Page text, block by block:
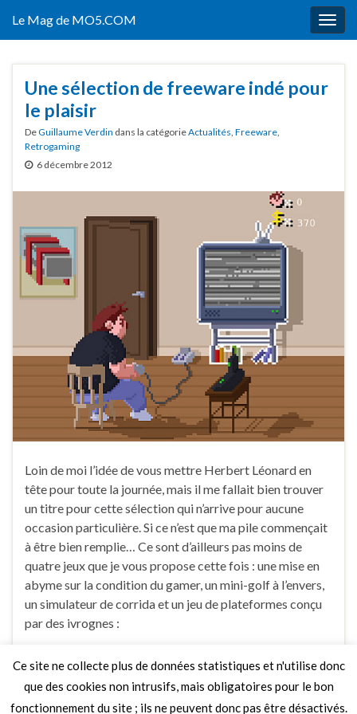
Le Mag de MO5.COM
Une sélection de freeware indé pour
le plaisir
DeGuillaume Verdin dans la catégorieActualités, Freeware,
Retrogaming
6 décembre 2012
Loin de moi l’idée de vous mettre Herbert Léonard en
tête pour toute la journée, mais il me fallait bien trouver
un titre pour cette sélection qui n’arrive pour aucune
occasion particulière. Si ce n’est que ma pile commençait
à être bien remplie… Ce sont d’ailleurs pas moins de
quatre jeux que je vous propose cette fois : une mise en
abyme sur la condition du gamer, un mini-golf à l’envers,
un simulateur de corrida et un jeu de plateformes conçu
par des ivrognes :
1 Commentaire
Ce site ne collecte plus de données statistiques et n'utilise donc
que des cookies non intrusifs, mais obligatoires pour le bon
fonctionnement du site ; ils ne peuvent donc pas être désactivés.